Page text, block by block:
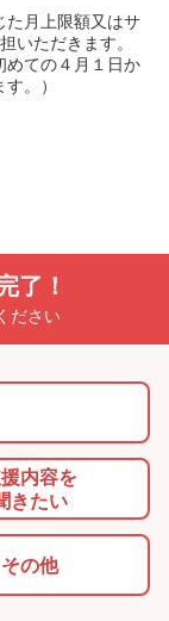
た月上限額又はサ
いただきます。
めての４月１日か
。）
了！
ださい
内容を
きたい
その他